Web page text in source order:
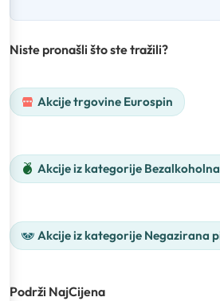
Niste pronašli što ste tražili?
Akcije trgovine Eurospin
Akcije iz kategorije
Akcije iz kategorije Negazirana
Podrži NajCijena